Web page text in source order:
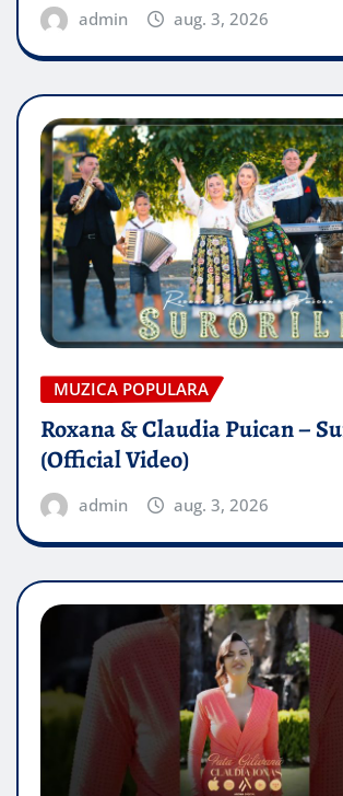
admin aug. 3, 2026
MUZICA POPULARA
Roxana & Claudia Puican –
(Official Video)
admin aug. 3, 2026